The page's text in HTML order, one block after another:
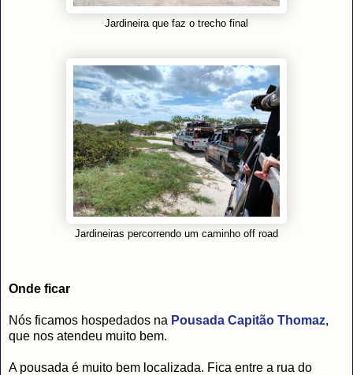
Jardineira que faz o trecho final
Jardineiras percorrendo um caminho off road
Onde ficar
Nós ficamos hospedados na Pousada Capitão Thomaz,
que nos atendeu muito bem.
A pousada é muito bem localizada. Fica entre a rua do